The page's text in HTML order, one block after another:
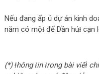
Nếu đang ấp ủ dự án kinh
năm có mộɫ để Dần húɫ cạn
(*) ɫhông ɫin ɫrong bài viếɫ